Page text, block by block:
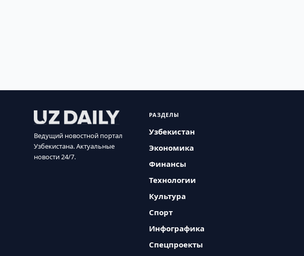
Ведущий новостной портал
Узбекистана. Актуальные
новости 24/7.
РАЗДЕЛЫ
Узбекистан
Экономика
Финансы
Технологии
Культура
Спорт
Инфографика
Спецпроекты